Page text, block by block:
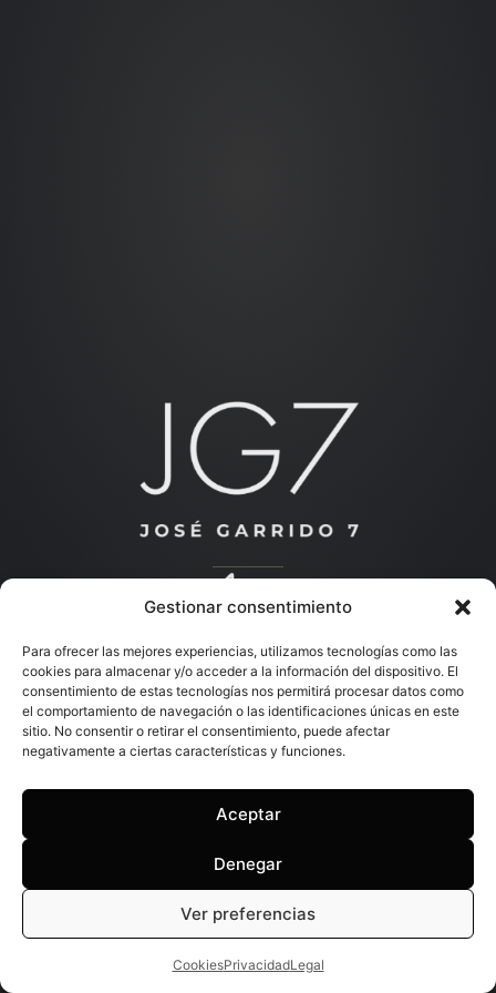
Gestionar consentimiento
Para ofrecer las mejores experiencias, utilizamos tecnologías como las
cookies para almacenar y/o acceder a la información del dispositivo. El
consentimiento de estas tecnologías nos permitirá procesar datos como
el comportamiento de navegación o las identificaciones únicas en este
sitio. No consentir o retirar el consentimiento, puede afectar
negativamente a ciertas características y funciones.
Aceptar
Denegar
Ver preferencias
CookiesPrivacidadLegal
Descubre más